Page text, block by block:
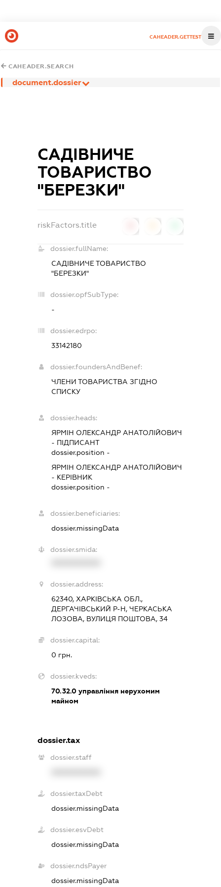
CAHEADER.GETTEST
CAHEADER.SEARCH
document.dossier
САДІВНИЧЕ
ТОВАРИСТВО
"БЕРЕЗКИ"
riskFactors.title
dossier.fullName:
САДІВНИЧЕ ТОВАРИСТВО
"БЕРЕЗКИ"
dossier.opfSubType:
-
dossier.edrpo:
33142180
dossier.foundersAndBenef:
ЧЛЕНИ ТОВАРИСТВА ЗГІДНО
СПИСКУ
dossier.heads:
ЯРМІН ОЛЕКСАНДР АНАТОЛІЙОВИЧ
- ПІДПИСАНТ
dossier.position -
ЯРМІН ОЛЕКСАНДР АНАТОЛІЙОВИЧ
- КЕРІВНИК
dossier.position -
dossier.beneficiaries:
dossier.missingData
dossier.smida:
dossier.address:
62340, ХАРКІВСЬКА ОБЛ.,
ДЕРГАЧІВСЬКИЙ Р-Н, ЧЕРКАСЬКА
ЛОЗОВА, ВУЛИЦЯ ПОШТОВА, 34
dossier.capital:
0 грн.
dossier.kveds:
70.32.0 управління нерухомим
майном
dossier.tax
dossier.staff
dossier.taxDebt
dossier.missingData
dossier.esvDebt
dossier.missingData
dossier.ndsPayer
dossier.missingData